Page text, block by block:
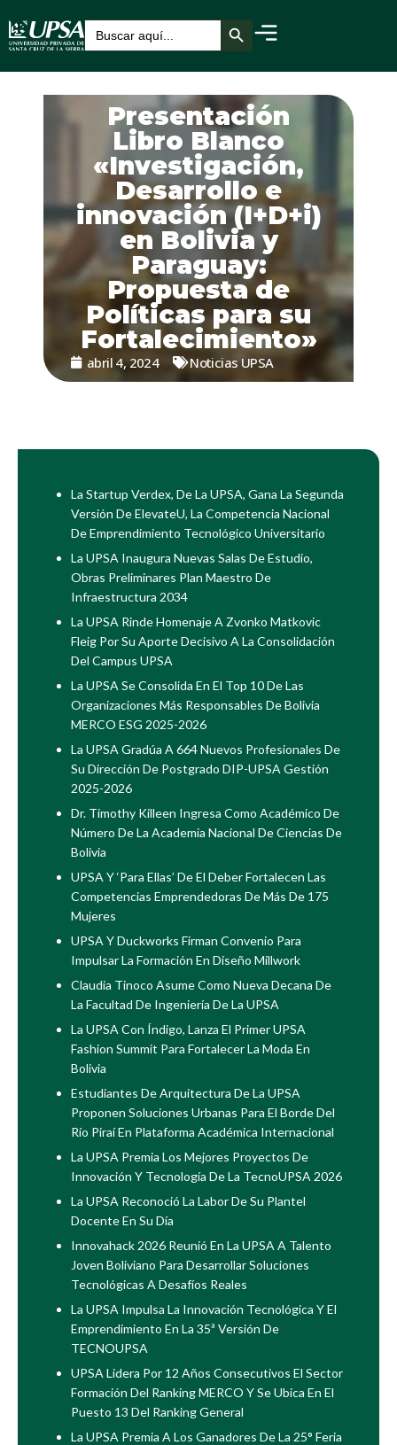
Buscar: Botón de búsqueda
Presentación
Libro Blanco
«Investigación,
Desarrollo e
innovación (I+D+i)
en Bolivia y
Paraguay:
Propuesta de
Políticas para su
Fortalecimiento»
abril 4, 2024 Noticias UPSA
La Startup Verdex, De La UPSA, Gana La Segunda
Versión De ElevateU, La Competencia Nacional
De Emprendimiento Tecnológico Universitario
La UPSA Inaugura Nuevas Salas De Estudio,
Obras Preliminares Plan Maestro De
Infraestructura 2034
La UPSA Rinde Homenaje A Zvonko Matkovic
Fleig Por Su Aporte Decisivo A La Consolidación
Del Campus UPSA
La UPSA Se Consolida En El Top 10 De Las
Organizaciones Más Responsables De Bolivia
MERCO ESG 2025-2026
La UPSA Gradúa A 664 Nuevos Profesionales De
Su Dirección De Postgrado DIP-UPSA Gestión
2025-2026
Dr. Timothy Killeen Ingresa Como Académico De
Número De La Academia Nacional De Ciencias De
Bolivia
UPSA Y ‘Para Ellas’ De El Deber Fortalecen Las
Competencias Emprendedoras De Más De 175
Mujeres
UPSA Y Duckworks Firman Convenio Para
Impulsar La Formación En Diseño Millwork
Claudia Tinoco Asume Como Nueva Decana De
La Facultad De Ingeniería De La UPSA
La UPSA Con Índigo, Lanza El Primer UPSA
Fashion Summit Para Fortalecer La Moda En
Bolivia
Estudiantes De Arquitectura De La UPSA
Proponen Soluciones Urbanas Para El Borde Del
Río Piraí En Plataforma Académica Internacional
La UPSA Premia Los Mejores Proyectos De
Innovación Y Tecnología De La TecnoUPSA 2026
La UPSA Reconoció La Labor De Su Plantel
Docente En Su Día
Innovahack 2026 Reunió En La UPSA A Talento
Joven Boliviano Para Desarrollar Soluciones
Tecnológicas A Desafíos Reales
La UPSA Impulsa La Innovación Tecnológica Y El
Emprendimiento En La 35ª Versión De
TECNOUPSA
UPSA Lidera Por 12 Años Consecutivos El Sector
Formación Del Ranking MERCO Y Se Ubica En El
Puesto 13 Del Ranking General
La UPSA Premia A Los Ganadores De La 25° Feria